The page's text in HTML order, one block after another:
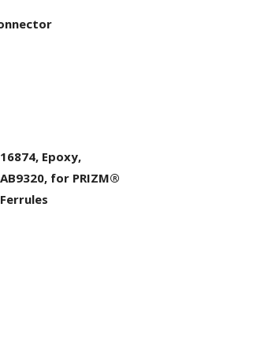
16874, Epoxy,
AB9320, for PRIZM®
Ferrules